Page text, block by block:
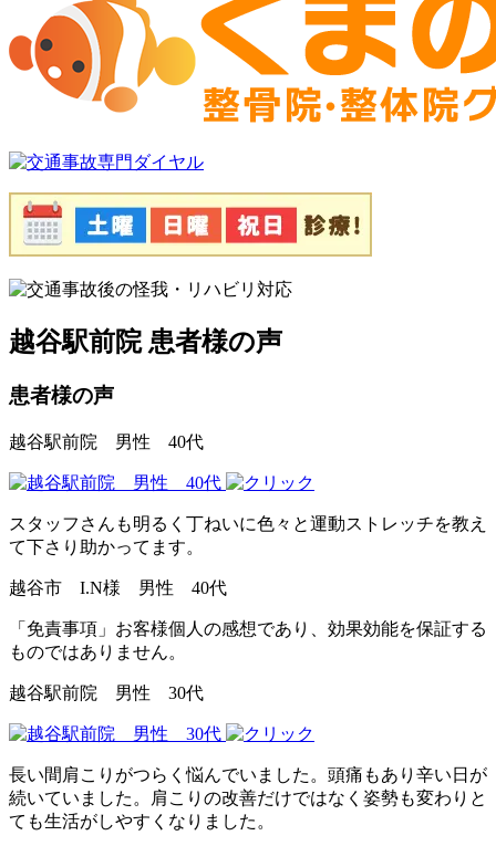
越谷駅前院 患者様の声
患者様の声
越谷駅前院 男性 40代
スタッフさんも明るく丁ねいに色々と運動ストレッチを教え
て下さり助かってます。
越谷市 I.N様 男性 40代
「免責事項」お客様個人の感想であり、効果効能を保証する
ものではありません。
越谷駅前院 男性 30代
長い間肩こりがつらく悩んでいました。頭痛もあり辛い日が
続いていました。肩こりの改善だけではなく姿勢も変わりと
ても生活がしやすくなりました。